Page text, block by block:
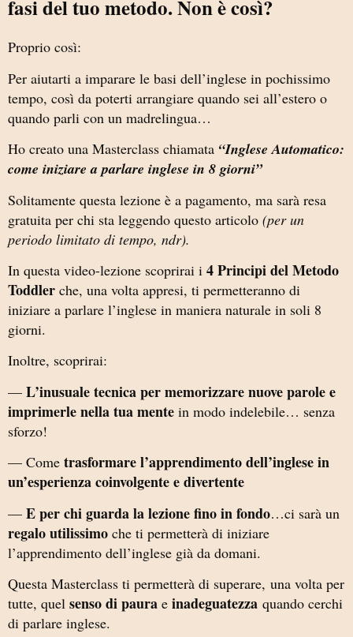
fasi del tuo metodo. Non è così?
Proprio così:
Per aiutarti a imparare le basi dell’inglese in pochissimo
tempo, così da poterti arrangiare quando sei all’estero o
quando parli con un madrelingua…
Ho creato una Masterclass chiamata “Inglese Automatico:
come iniziare a parlare inglese in 8 giorni”
Solitamente questa lezione è a pagamento, ma sarà resa
gratuita per chi sta leggendo questo articolo (per un
periodo limitato di tempo, ndr).
In questa video-lezione scoprirai i 4 Principi del Metodo
Toddler che, una volta appresi, ti permetteranno di
iniziare a parlare l’inglese in maniera naturale in soli 8
giorni.
Inoltre, scoprirai:
— L’inusuale tecnica per memorizzare nuove parole e
imprimerle nella tua mente in modo indelebile… senza
sforzo!
— Come trasformare l’apprendimento dell’inglese in
un’esperienza coinvolgente e divertente
— E per chi guarda la lezione fino in fondo…ci sarà un
regalo utilissimo che ti permetterà di iniziare
l’apprendimento dell’inglese già da domani.
Questa Masterclass ti permetterà di superare, una volta per
tutte, quel senso di paura e inadeguatezza quando cerchi
di parlare inglese.